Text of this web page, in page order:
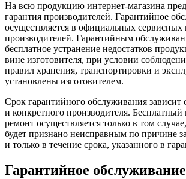
На всю продукцию интернет-магазина
гарантия производителей. Гарантийное
осуществляется в официальных сервисных
производителей. Гарантийным
бесплатное устранение недостатков
вине изготовителя, при условии
правил хранения, транспортировки и
установлены изготовителем.
Срок гарантийного обслуживания зависит
и конкретного производителя.
ремонт осуществляется только в том
будет признано неисправным по причине
и только в течение срока, указанного в
Гарантийное